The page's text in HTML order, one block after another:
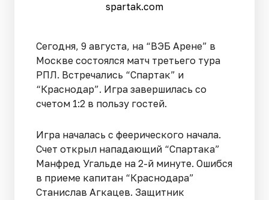
spartak.com
Сегодня, 9 августа, на “ВЭБ Арене” в
Москве состоялся матч третьего тура
РПЛ. Встречались “Спартак” и
“Краснодар”. Игра завершилась со
счетом 1:2 в пользу гостей.
Игра началась с феерического начала.
Счет открыл нападающий “Спартака”
Манфред Угальде на 2-й минуте. Ошибся
в приеме капитан “Краснодара”
Станислав Агкацев. Защитник